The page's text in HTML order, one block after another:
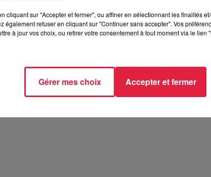
Le parcours de William Laîné
cliquant sur "Accepter et fermer", ou affiner en sélectionnant les finalités
également refuser en cliquant sur "Continuer sans accepter". Vos
à jour vos choix, ou retirer votre consentement à tout moment via le lien
Gérer mes choix Accepter et fermer